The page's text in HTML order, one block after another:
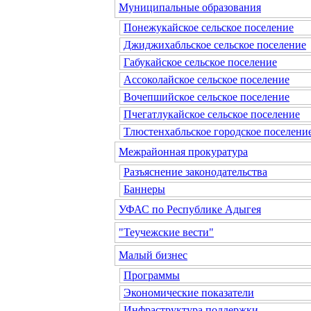
Муниципальные образования
Понежукайское сельское поселение
Джиджихабльское сельское поселение
Габукайское сельское поселение
Ассоколайское сельское поселение
Вочепшийское сельское поселение
Пчегатлукайское сельское поселение
Тлюстенхабльское городское
Межрайонная прокуратура
Разъяснение законодательства
Баннеры
УФАС по Республике Адыгея
"Теучежские вести"
Малый бизнес
Программы
Экономические показатели